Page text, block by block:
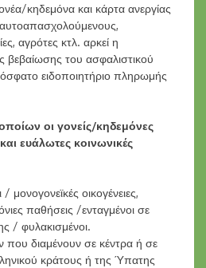
κηδεμόνα και κάρτα ανεργίας
αγρότες κτλ. αρκεί η
του ασφαλιστικού
ειδοποιητήριο πληρωμής
οι γονείς/κηδεμόνες
ευάλωτες κοινωνικές
μονογονεϊκές οικογένειες,
παθήσεις /ενταγμένοι σε
/ φυλακισμένοι.
που διαμένουν σε κέντρα ή σε
κράτους ή της Ύπατης